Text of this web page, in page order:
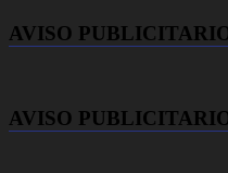
AVISO
AVISO